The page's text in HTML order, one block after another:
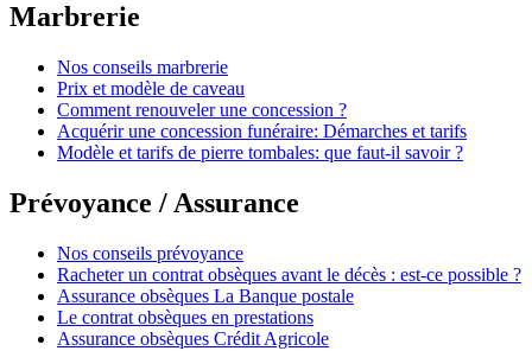
Marbrerie
Nos conseils marbrerie
Prix et modèle de caveau
Comment renouveler une concession ?
Acquérir une concession funéraire: Démarches et tarifs
Modèle et tarifs de pierre tombales: que faut-il savoir ?
Prévoyance / Assurance
Nos conseils prévoyance
Racheter un contrat obsèques avant le décès : est-ce possible ?
Assurance obsèques La Banque postale
Le contrat obsèques en prestations
Assurance obsèques Crédit Agricole